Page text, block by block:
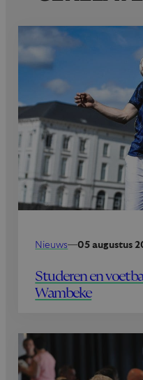
Nieuws—05 augustus
Studeren en
Wambeke